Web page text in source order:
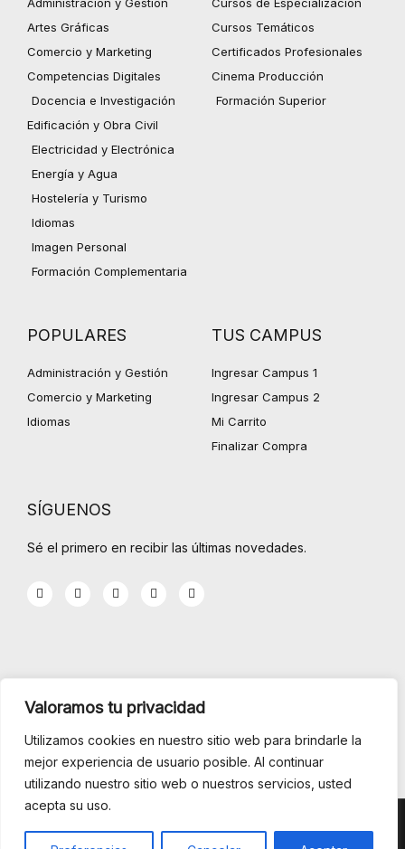
Valoramos tu privacidad
Utilizamos cookies en nuestro sitio web para brindarle la
mejor experiencia de usuario posible. Al continuar
utilizando nuestro sitio web o nuestros servicios, usted
acepta su uso.
Artes Gráficas
Comercio y Marketing
Competencias Digitales
Docencia e Investigación
Edificación y Obra Civil
Electricidad y Electrónica
Energía y Agua
Hostelería y Turismo
Idiomas
Imagen Personal
Formación Complementaria
Cursos Temáticos
Certificados Profesionales
Cinema Producción
Formación Superior
POPULARES
Administración y Gestión
Comercio y Marketing
Idiomas
TUS CAMPUS
Ingresar Campus 1
Ingresar Campus 2
Mi Carrito
Finalizar Compra
SÍGUENOS
Sé el primero en recibir las últimas novedades.
F
a
f
T
w
G
o
u
s
g
Y
o
I
n
INFORMACIÓN
Menu
CEFEDE © Todos los derechos reservados.